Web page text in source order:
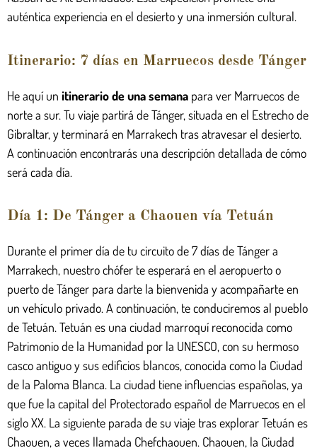
auténtica experiencia en el desierto y una inmersión cultural.
Itinerario: 7 días en Marruecos desde Tánger
He aquí un itinerario de una semana para ver Marruecos de
norte a sur. Tu viaje partirá de Tánger, situada en el Estrecho de
Gibraltar, y terminará en Marrakech tras atravesar el desierto.
A continuación encontrarás una descripción detallada de cómo
será cada día.
Día 1: De Tánger a Chaouen vía Tetuán
Durante el primer día de tu circuito de 7 días de Tánger a
Marrakech, nuestro chófer te esperará en el aeropuerto o
puerto de Tánger para darte la bienvenida y acompañarte en
un vehículo privado. A continuación, te conduciremos al pueblo
de Tetuán. Tetuán es una ciudad marroquí reconocida como
Patrimonio de la Humanidad por la UNESCO, con su hermoso
casco antiguo y sus edificios blancos, conocida como la Ciudad
de la Paloma Blanca. La ciudad tiene influencias españolas, ya
que fue la capital del Protectorado español de Marruecos en el
siglo XX. La siguiente parada de su viaje tras explorar Tetuán es
Chaouen, a veces llamada Chefchaouen. Chaouen, la Ciudad